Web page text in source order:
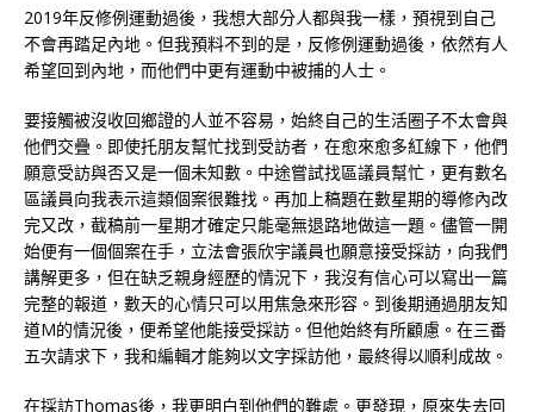
2019年反修例運動過後，我想大部分人都與我一樣，預視到自己
不會再踏足內地。但我預料不到的是，反修例運動過後，依然有人
希望回到內地，而他們中更有運動中被捕的人士。
要接觸被沒收回鄉證的人並不容易，始終自己的生活圈子不太會與
他們交疊。即使托朋友幫忙找到受訪者，在愈來愈多紅線下，他們
願意受訪與否又是一個未知數。中途嘗試找區議員幫忙，更有數名
區議員向我表示這類個案很難找。再加上稿題在數星期的導修內改
完又改，截稿前一星期才確定只能毫無退路地做這一題。儘管一開
始便有一個個案在手，立法會張欣宇議員也願意接受採訪，向我們
講解更多，但在缺乏親身經歷的情況下，我沒有信心可以寫出一篇
完整的報道，數天的心情只可以用焦急來形容。到後期通過朋友知
道M的情況後，便希望他能接受採訪。但他始終有所顧慮。在三番
五次請求下，我和編輯才能夠以文字採訪他，最終得以順利成故。
在採訪Thomas後，我更明白到他們的難處。更發現，原來失去回